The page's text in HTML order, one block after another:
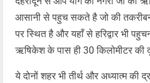
आसानी से पहुच सकते है जो की
पर स्थित है और यहाँ से हरिद्वार भी
ऋषिकेश के पास ही 30 किलोमीटर की
ये दोनों शहर भी तीर्थ और अध्यात्म की